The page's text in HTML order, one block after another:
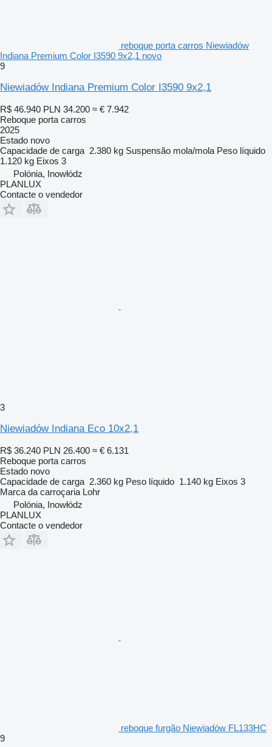
reboque porta carros Niewiadów
Indiana Premium Color I3590 9x2,1 novo
9
Niewiadów Indiana Premium Color I3590 9x2,1
R$ 46.940 PLN 34.200 ≈ € 7.942
Reboque porta carros
2025
Estado novo
Capacidade de carga 2.380 kg Suspensão mola/mola Peso líquido
1.120 kg Eixos 3
Polónia, Inowłódz
PLANLUX
Contacte o vendedor
3
Niewiadów Indiana Eco 10x2,1
R$ 36.240 PLN 26.400 ≈ € 6.131
Reboque porta carros
Estado novo
Capacidade de carga 2.360 kg Peso líquido 1.140 kg Eixos 3
Marca da carroçaria Lohr
Polónia, Inowłódz
PLANLUX
Contacte o vendedor
reboque furgão Niewiadów FL133HC
9